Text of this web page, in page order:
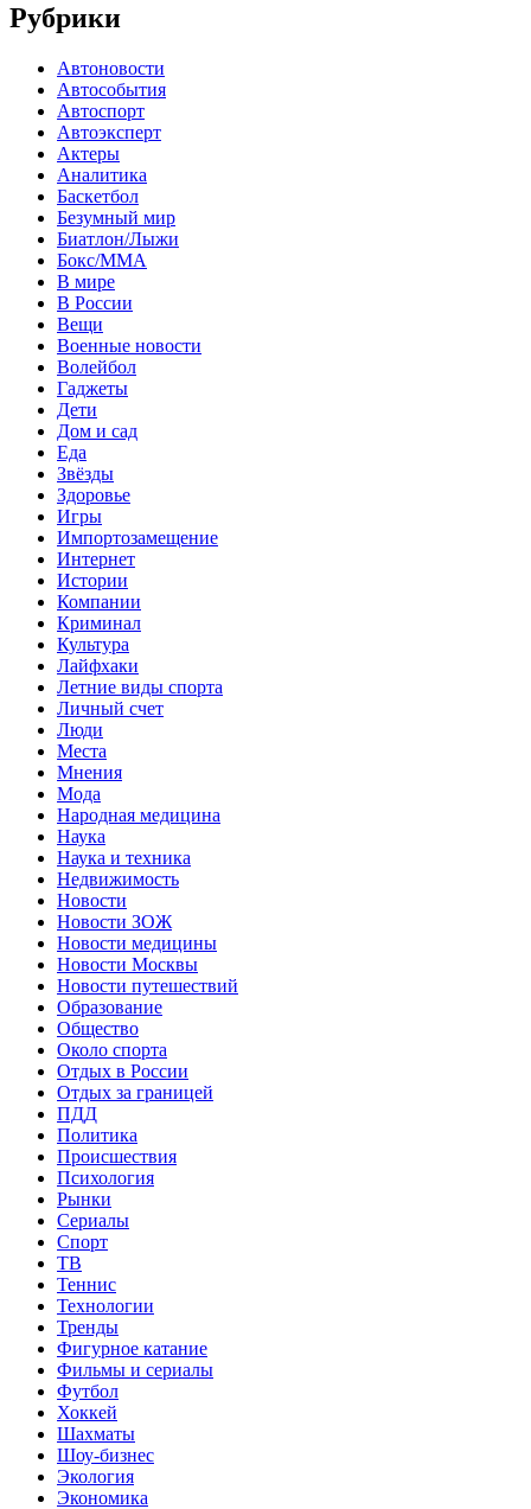
Рубрики
Автоновости
Автособытия
Автоспорт
Автоэксперт
Актеры
Аналитика
Баскетбол
Безумный мир
Биатлон/Лыжи
Бокс/MMA
В мире
В России
Вещи
Военные новости
Волейбол
Гаджеты
Дети
Дом и сад
Еда
Звёзды
Здоровье
Игры
Импортозамещение
Интернет
Истории
Компании
Криминал
Культура
Лайфхаки
Летние виды спорта
Личный счет
Люди
Места
Мнения
Мода
Народная медицина
Наука
Наука и техника
Недвижимость
Новости
Новости ЗОЖ
Новости медицины
Новости Москвы
Новости путешествий
Образование
Общество
Около спорта
Отдых в России
Отдых за границей
ПДД
Политика
Происшествия
Психология
Рынки
Сериалы
Спорт
ТВ
Теннис
Технологии
Тренды
Фигурное катание
Фильмы и сериалы
Футбол
Хоккей
Шахматы
Шоу-бизнес
Экология
Экономика